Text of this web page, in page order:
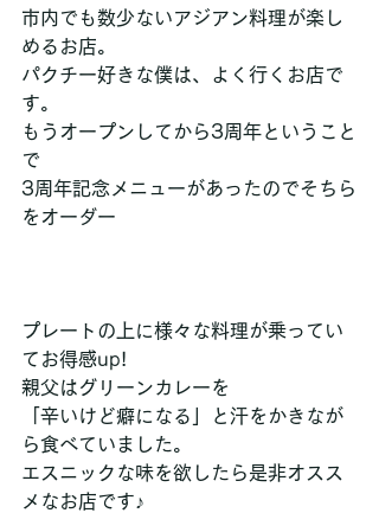
市内でも数少ないアジアン料理が楽し
めるお店。
パクチー好きな僕は、よく行くお店で
す。
もうオープンしてから3周年ということ
で
3周年記念メニューがあったのでそちら
をオーダー
プレートの上に様々な料理が乗ってい
てお得感up!
親父はグリーンカレーを
「辛いけど癖になる」と汗をかきなが
ら食べていました。
エスニックな味を欲したら是非オスス
メなお店です♪